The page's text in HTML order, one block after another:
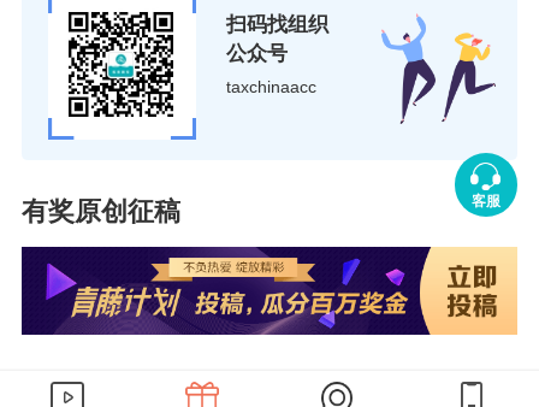
（五）我公司是一家小型商贸企业，属于按季申报的
增值税小规模纳税人，2022年一季度取得适用3%征
收率的销售收入（不含税，下同）60万元，请问我公
答：《财政部 税务总局关于对增值税小规模纳税人免
征增值税的公告》（2022年第15号）规定，《财政部 税务
021年第7号）第一条规定的税收优惠政策，执行期限延长
扫码找组织
公众号
taxchinaacc
有奖原创征稿 客服